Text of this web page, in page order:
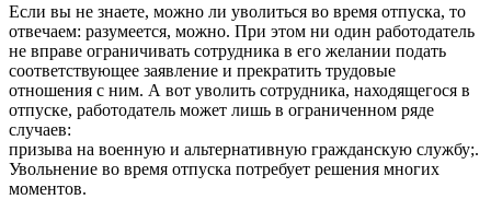
Если вы не знаете, можно ли уволиться во время отпуска, то
отвечаем: разумеется, можно. При этом ни один работодатель
не вправе ограничивать сотрудника в его желании подать
соответствующее заявление и прекратить трудовые
отношения с ним. А вот уволить сотрудника, находящегося в
отпуске, работодатель может лишь в ограниченном ряде
случаев:
призыва на военную и альтернативную гражданскую службу;.
Увольнение во время отпуска потребует решения многих
моментов.